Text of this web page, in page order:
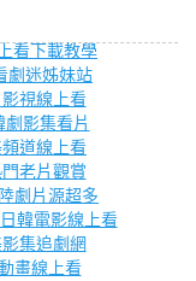
看下載教學
劇迷姊妹站
視線上看
影集看片
道線上看
老片觀賞
劇片源超多
韓電影線上看
集追劇網
畫線上看